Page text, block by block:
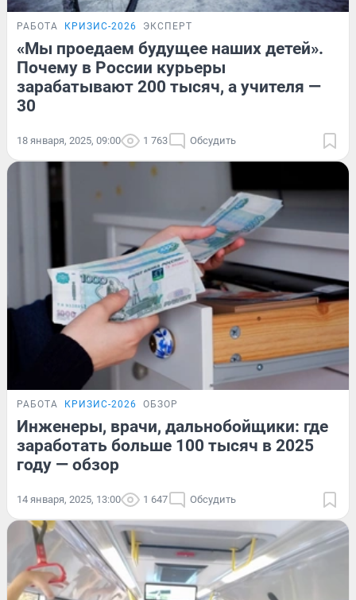
РАБОТА КРИЗИС-2026 ЭКСПЕРТ
«Мы проедаем будущее наших детей».
Почему в России курьеры
зарабатывают 200 тысяч, а учителя —
30
18 января, 2025, 09:00 1 763 Обсудить
РАБОТА КРИЗИС-2026 ОБЗОР
Инженеры, врачи, дальнобойщики: где
заработать больше 100 тысяч в 2025
году — обзор
14 января, 2025, 13:00 1 647 Обсудить